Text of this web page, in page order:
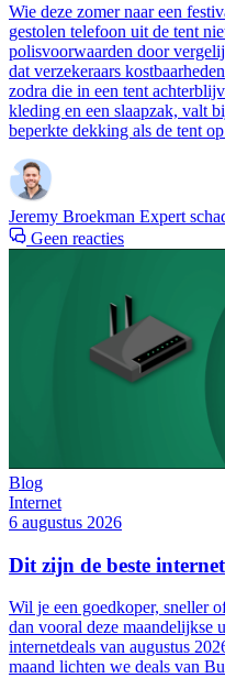
Wie deze zomer naar een
gestolen telefoon uit de tent
polisvoorwaarden door
dat verzekeraars
zodra die in een tent
kleding en een slaapzak, valt
beperkte dekking als de tent
Jeremy Broekman Expert
Geen reacties
Blog
Internet
6 augustus 2026
Dit zijn de beste
Wil je een goedkoper, sneller
dan vooral deze maandelijkse
internetdeals van augustus
maand lichten we deals van